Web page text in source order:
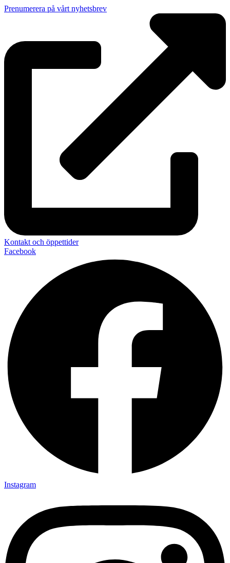
Prenumerera på vårt nyhetsbrev
Kontakt och öppettider
Facebook
Instagram